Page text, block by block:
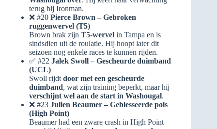
terug bij Ironman.
❌ #20 Pierce Brown – Gebroken
ruggenwervel (T5)
Brown brak zijn T5-wervel in Tampa en is
sindsdien uit de roulatie. Hij hoopt later dit
seizoen nog enkele races te kunnen rijden.
✅ #22 Jalek Swoll – Gescheurde duimband
(UCL)
Swoll rijdt door met een gescheurde
duimband, wat zijn training beperkt, maar hij
verschijnt wel aan de start in Washougal.
❌ #23 Julien Beaumer – Geblesseerde pols
(High Point)
Beaumer had een zware crash in High Point